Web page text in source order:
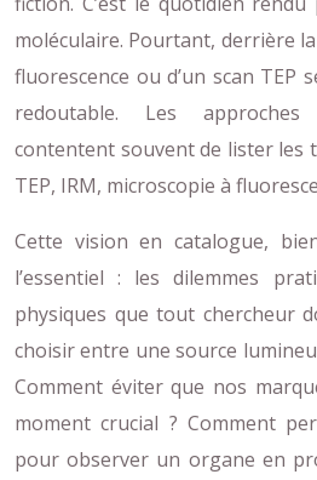
moléculaire. Pourtant, derrière
fluorescence ou d’un scan TEP
redoutable. Les approches
contentent souvent de lister les
TEP, IRM, microscopie à
Cette vision en catalogue,
l’essentiel : les dilemmes
physiques que tout chercheur
choisir entre une source
Comment éviter que nos
moment crucial ? Comment
pour observer un organe en